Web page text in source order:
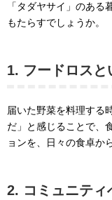
「タダヤサイ」のあ
もたらすでしょうか。
1. フードロスと
届いた野菜を料理する
だ」と感じることで、
ョンを、日々の食卓か
2. コミュニティ